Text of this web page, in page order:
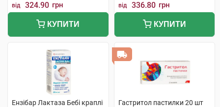
від 324.90 грн
КУПИТИ
від 336.80 грн
КУПИТИ
Ензібар Лактаза Бебі краплі
Гастритол пастилки 20 шт